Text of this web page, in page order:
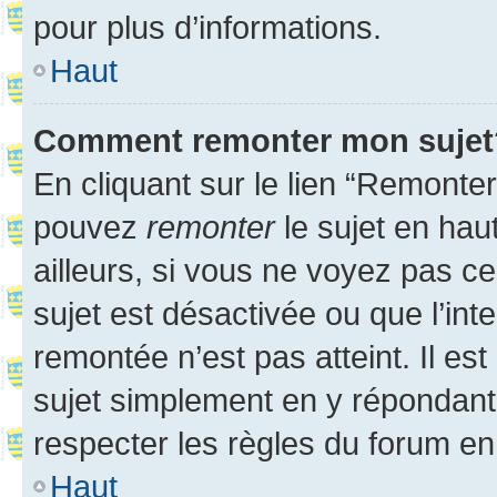
pour plus d’informations.
Haut
Comment remonter mon
En cliquant sur le lien
pouvez remonterle sujet en
ailleurs, si vous ne voyez pas
sujet est désactivée ou que
remontée n’est pas atteint. Il
sujet simplement en y
respecter les règles du forum
Haut